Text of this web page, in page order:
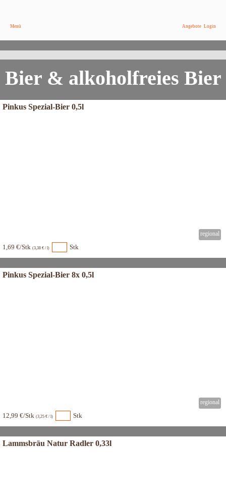
Menü Angebote Login
Bier & alkoholfreies Bier
Pinkus Spezial-Bier 0,5l
1,69 €/Stk (3,38 € / l) Stk
Pinkus Spezial-Bier 8x 0,5l
12,99 €/Stk (3,25 € / l) Stk
Lammsbräu Natur Radler 0,33l